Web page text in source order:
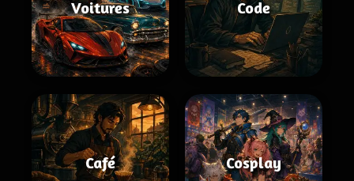
Voitures Code
Café Cosplay